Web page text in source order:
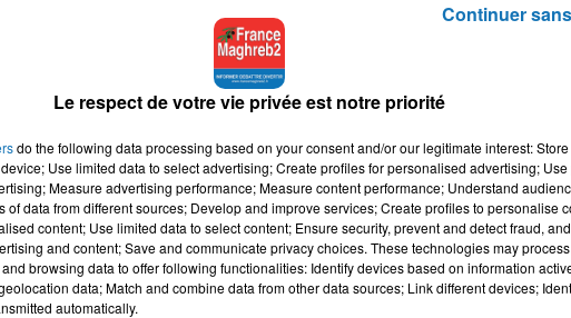
DÔLE, RACONTE SUR FRANCE MAGHREB 2 LE
raciste inoië et des pus violentes qui a failli lui couter la vie
30 avril pour ranconter le récit d'une agression raciste et
l'appui.
avec, en continuant à nous insulter. Je ressentais qu’il
Le respect de votre vie privée est notre priorité
do the following data processing based on your consent and/or our legitimate interest:
Use limited data to select advertising; Create profiles for personalised advertising; Use
Measure advertising performance; Measure content performance; Understand
of data from different sources; Develop and improve services; Create profiles to personalise
content; Use limited data to select content; Ensure security, prevent and detect fraud,
and content; Save and communicate privacy choices. These technologies may
browsing data to offer following functionalities: Identify devices based on information
data; Match and combine data from other data sources; Link different devices;
automatically.
Continuer